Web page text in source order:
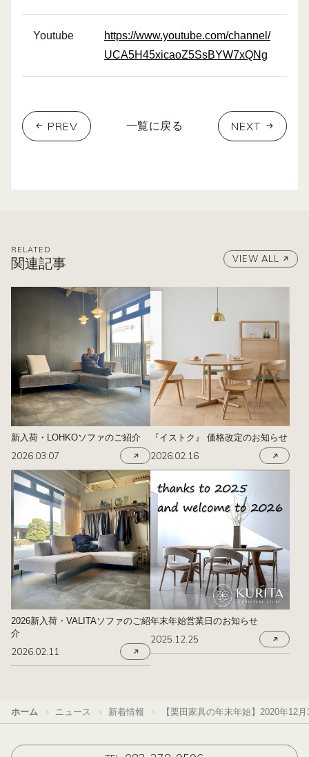
Youtube
https://www.youtube.com/channel/
UCA5H45xicaoZ5SsBYW7xQNg
PREV 一覧に戻る NEXT
RELATED
関連記事 VIEW ALL
新入荷・LOHKOソファのご紹介
2026.03.07
『イストク』 価格改定のお知らせ
2026.02.16
2026新入荷・VALITAソファのご紹
介
2026.02.11
年末年始営業日のお知らせ
2025.12.25
ホーム ニュース 新着情報 【栗田家具の年末年始】2020年12